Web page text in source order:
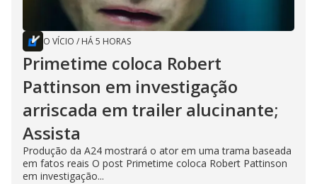
O VÍCIO / HÁ 5 HORAS
Primetime coloca Robert
Pattinson em investigação
arriscada em trailer alucinante;
Assista
Produção da A24 mostrará o ator em uma trama baseada
em fatos reais O post Primetime coloca Robert Pattinson
em investigação...